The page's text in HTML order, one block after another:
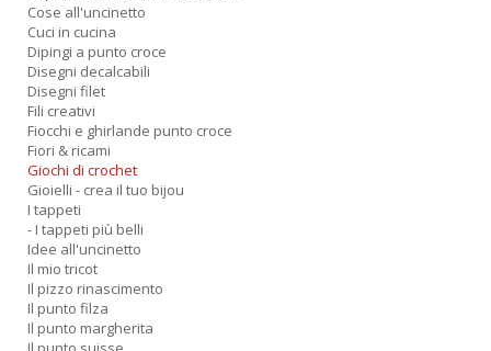
Cose all'uncinetto
Cuci in cucina
Dipingi a punto croce
Disegni decalcabili
Disegni filet
Fili creativi
Fiocchi e ghirlande punto croce
Fiori & ricami
Giochi di crochet
Gioielli - crea il tuo bijou
I tappeti
- I tappeti più belli
Idee all'uncinetto
Il mio tricot
Il pizzo rinascimento
Il punto filza
Il punto margherita